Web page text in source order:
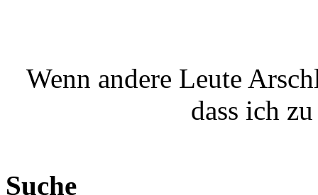
Wenn andere Leute
dass ich
Suche